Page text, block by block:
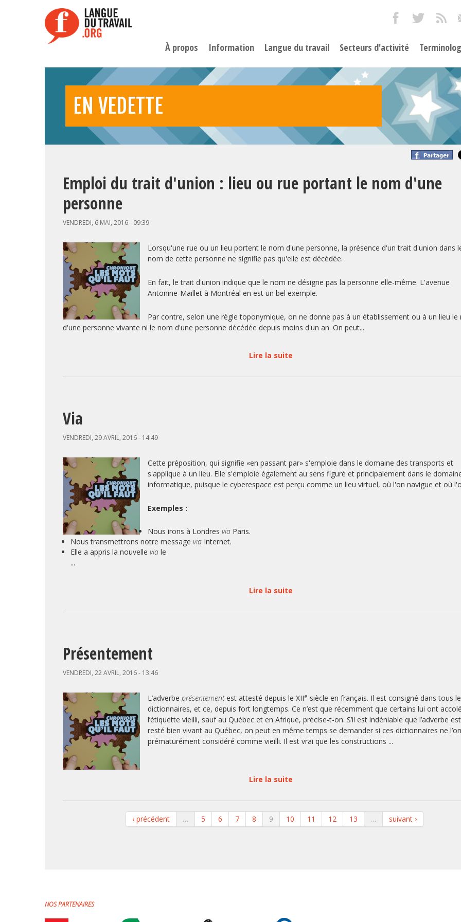
À propos Information Langue du travail Secteurs d'activité
EN VEDETTE
Emploi du trait d'union : lieu ou rue portant le nom d'une
personne
VENDREDI, 6 MAI, 2016 - 09:39
Lorsqu'une rue ou un lieu portent le nom d'une personne, la présence d'un trait d'union dans
nom de cette personne ne signifie pas qu'elle est décédée.
En fait, le trait d'union indique que le nom ne désigne pas la personne elle-même. L'avenue
Antonine-Maillet à Montréal en est un bel exemple.
Par contre, selon une règle toponymique, on ne donne pas à un établissement ou à un lieu le
d'une personne vivante ni le nom d'une personne décédée depuis moins d'un an. On peut...
Lire la suite
Via
VENDREDI, 29 AVRIL, 2016 - 14:49
Cette préposition, qui signifie «en passant par» s'emploie dans le domaine des transports et
s'applique à un lieu. Elle s'emploie également au sens figuré et principalement dans le
informatique, puisque le cyberespace est perçu comme un lieu virtuel, où l'on navigue et où
Exemples :
Nous irons à Londres via Paris.
Nous transmettrons notre message via Internet.
Elle a appris la nouvelle via le
...
Lire la suite
Présentement
VENDREDI, 22 AVRIL, 2016 - 13:46
L’adverbe présentementest attesté depuis le XIIe siècle en français. Il est consigné dans tous
dictionnaires, et ce, depuis fort longtemps. Ce n’est que récemment que certains lui ont accolé
l’étiquette vieilli, sauf au Québec et en Afrique, précise-t-on. S’il est indéniable que l’adverbe est
resté bien vivant au Québec, on peut en même temps se demander si ces dictionnaires ne
prématurément considéré comme vieilli. Il est vrai que les constructions ...
Lire la suite
‹ précédent … 5 6 7 8 9 10 11 12 13 … suivant ›
NOS PARTENAIRES